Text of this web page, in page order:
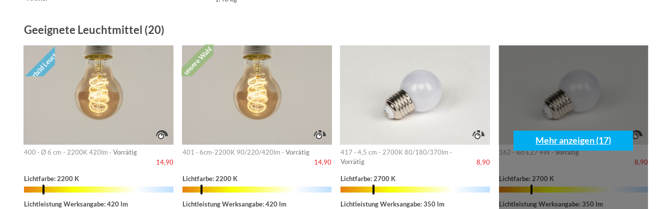
Geeignete Leuchtmittel (20)
Vorbild Leuchte
400 · Ø 6 cm - 2200K 420lm · Vorrätig
14,90
Lichtfarbe: 2200 K
Lichtleistung Werksangabe: 420 lm
unsere Wahl
401 · 6cm-2200K 90/220/420lm · Vorrätig
14,90
Lichtfarbe: 2200 K
Lichtleistung Werksangabe: 420 lm
417 · 4,5 cm - 2700K 80/180/370lm ·
Vorrätig
8,90
Lichtfarbe: 2700 K
Lichtleistung Werksangabe: 350 lm
162 · led E27 4W ·Vorrätig
8,90
Lichtfarbe: 2700 K
Lichtleistung Werksangabe: 350 lm
Mehr anzeigen (17)